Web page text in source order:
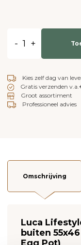
- +
Kies zelf dag van
Gratis verzenden
Groot assortiment
Professioneel advies
Omschrijving
Luca
buiten